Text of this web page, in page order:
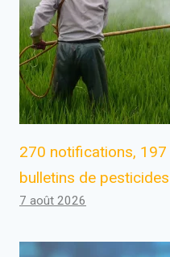
270 notifications,
bulletins de
7 août 2026